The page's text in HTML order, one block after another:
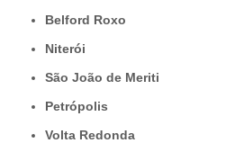
Belford Roxo
Niterói
São João de Meriti
Petrópolis
Volta Redonda